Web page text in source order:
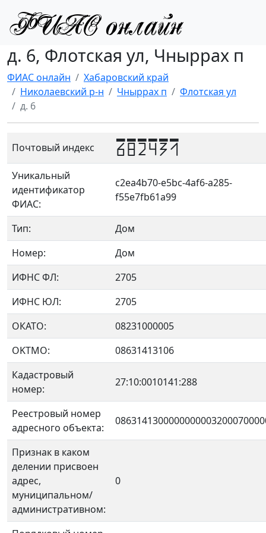
д. 6, Флотская ул, Чныррах п
ФИАС онлайн
Хабаровский край
Николаевский р-н
Чныррах п
Флотская ул
д. 6
Почтовый индекс 682431
Уникальный
идентификатор
ФИАС:
c2ea4b70-e5bc-4af6-a285-
f55e7fb61a99
Тип:
Дом
Номер:
Дом
ИФНС ФЛ:
2705
ИФНС ЮЛ:
2705
ОКАТО:
08231000005
OKTMO:
08631413106
Кадастровый
номер:
27:10:0010141:288
Реестровый номер
адресного объекта:
Признак в каком
делении присвоен
адрес,
муниципальном/
административном:
0